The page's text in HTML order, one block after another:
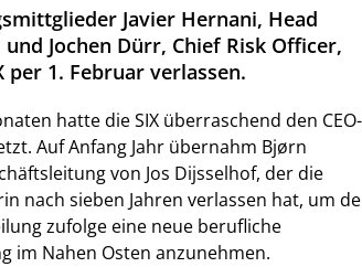
Javier Hernani, Head
Jochen Dürr, Chief Risk Officer,
1. Februar verlassen.
hatte die SIX überraschend den CEO-
Auf Anfang Jahr übernahm Bjørn
von Jos Dijsselhof, der die
nach sieben Jahren verlassen hat, um
zufolge eine neue berufliche
im Nahen Osten anzunehmen.